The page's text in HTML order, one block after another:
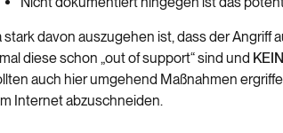
stark davon auszugehen ist, dass der Angriff
diese schon „out of support“ sind und
auch hier umgehend Maßnahmen
Internet abzuschneiden.